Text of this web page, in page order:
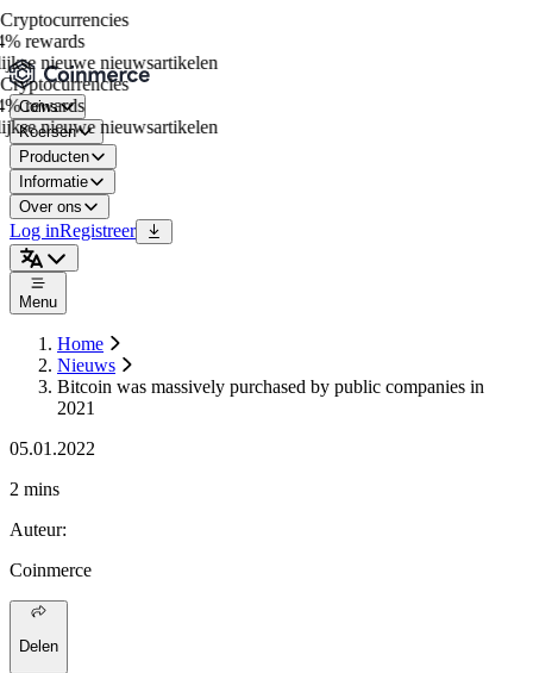
rewards
nieuwe nieuwsartikelen
rewards
nieuwe nieuwsartikelen
Coins
Koersen
Producten
Informatie
Over ons
Log inRegistreer
Menu
Home
Nieuws
Bitcoin was massively purchased by public companies in
2021
05.01.2022
2 mins
Auteur:
Coinmerce
Delen